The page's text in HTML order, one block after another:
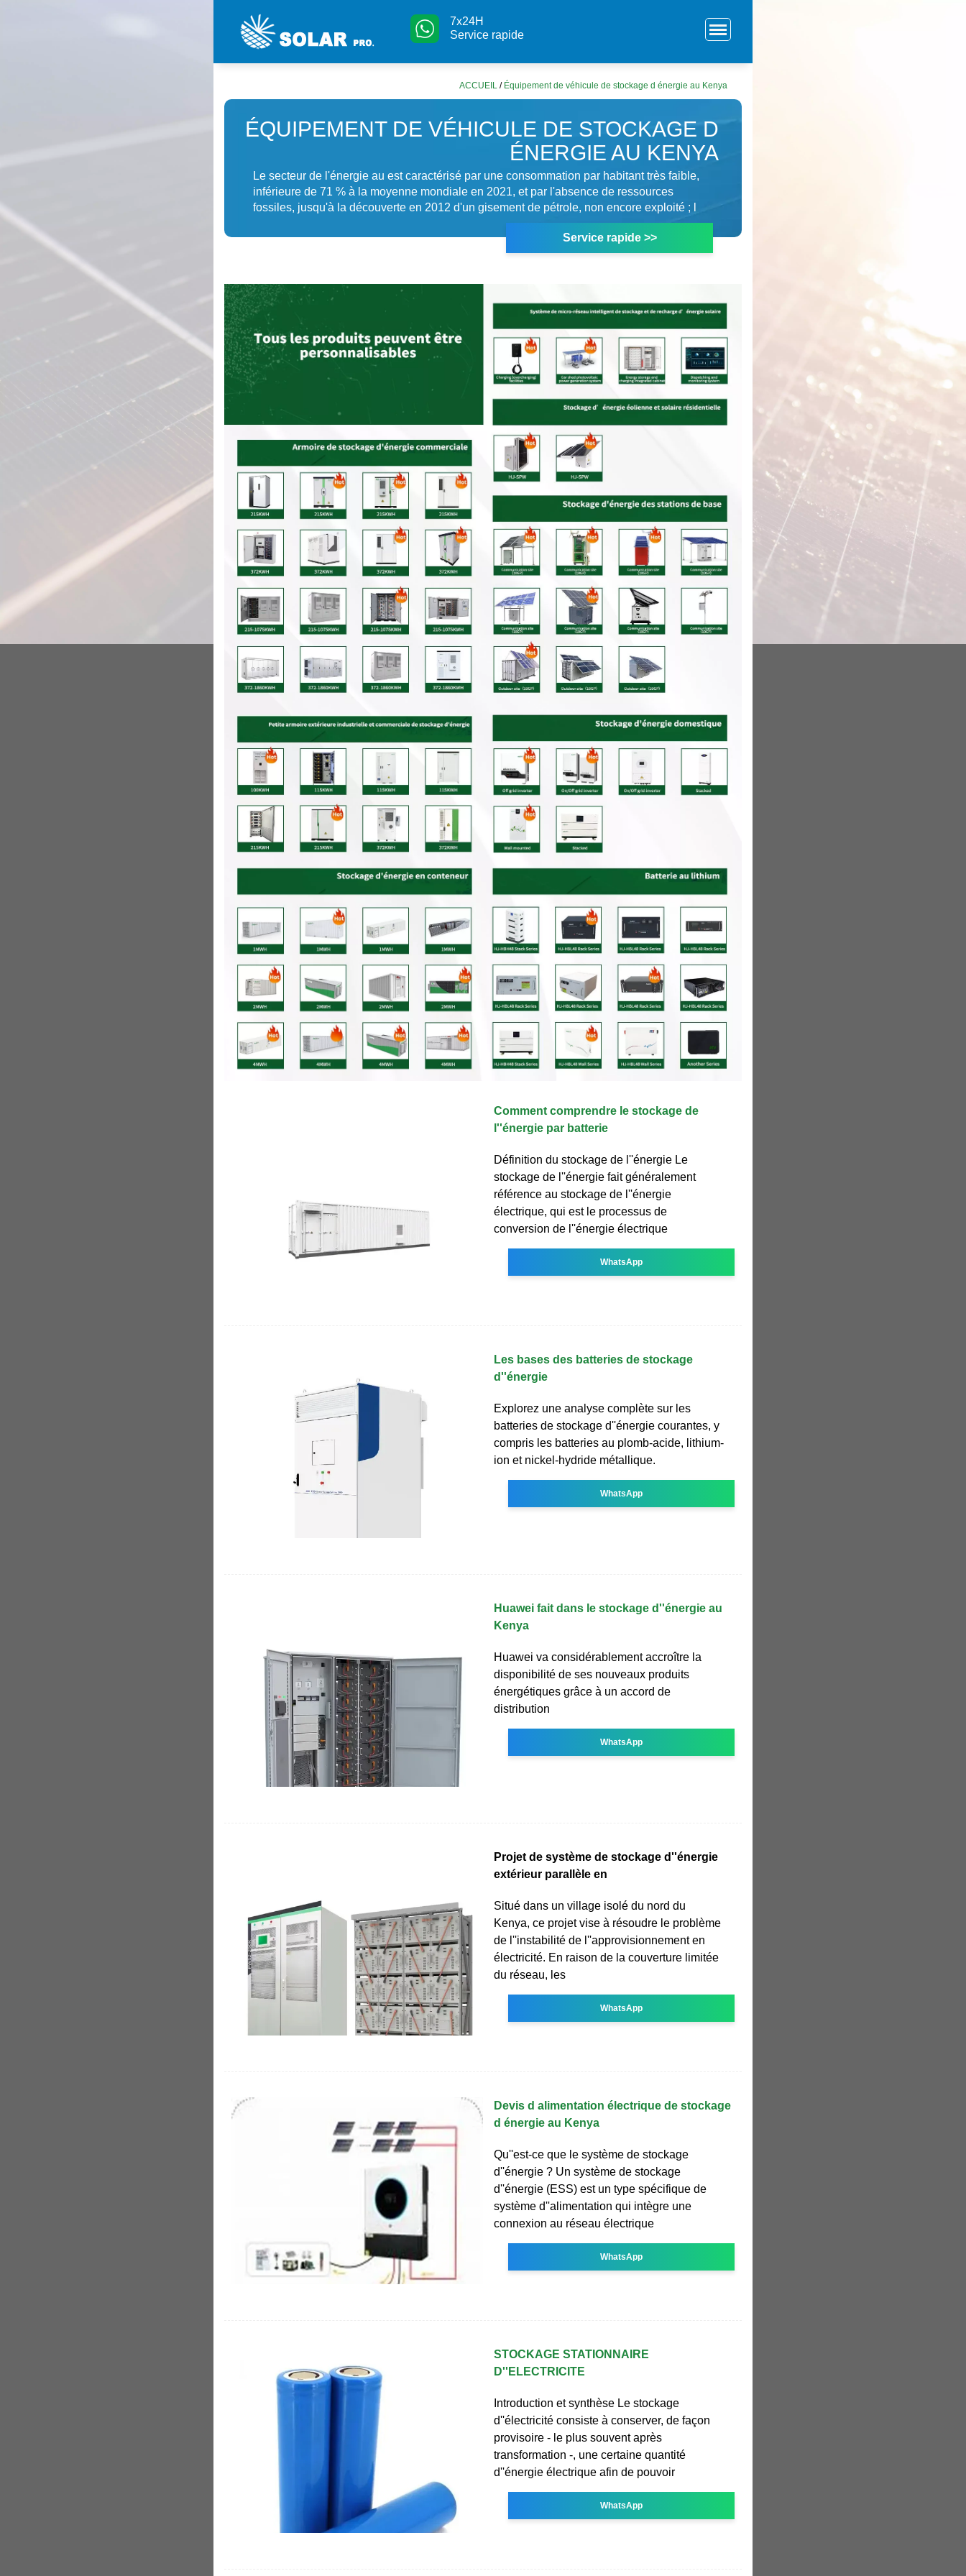
7x24H
Service rapide
ACCUEIL / Équipement de véhicule de stockage d énergie au Kenya
ÉQUIPEMENT DE VÉHICULE DE STOCKAGE D
ÉNERGIE AU KENYA
Le secteur de l'énergie au est caractérisé par une consommation par habitant très faible,
inférieure de 71 % à la moyenne mondiale en 2021, et par l'absence de ressources
fossiles, jusqu'à la découverte en 2012 d'un gisement de pétrole, non encore exploité ; l
Service rapide >>
Comment comprendre le stockage de
l''énergie par batterie
Définition du stockage de l''énergie Le
stockage de l''énergie fait généralement
référence au stockage de l''énergie
électrique, qui est le processus de
conversion de l''énergie électrique
WhatsApp
Les bases des batteries de stockage
d''énergie
Explorez une analyse complète sur les
batteries de stockage d''énergie courantes, y
compris les batteries au plomb-acide, lithium-
ion et nickel-hydride métallique.
WhatsApp
Huawei fait dans le stockage d''énergie au
Kenya
Huawei va considérablement accroître la
disponibilité de ses nouveaux produits
énergétiques grâce à un accord de
distribution
WhatsApp
Projet de système de stockage d''énergie
extérieur parallèle en
Situé dans un village isolé du nord du
Kenya, ce projet vise à résoudre le problème
de l''instabilité de l''approvisionnement en
électricité. En raison de la couverture limitée
du réseau, les
WhatsApp
Devis d alimentation électrique de stockage
d énergie au Kenya
Qu''est-ce que le système de stockage
d''énergie ? Un système de stockage
d''énergie (ESS) est un type spécifique de
système d''alimentation qui intègre une
connexion au réseau électrique
WhatsApp
STOCKAGE STATIONNAIRE
D''ELECTRICITE
Introduction et synthèse Le stockage
d''électricité consiste à conserver, de façon
provisoire - le plus souvent après
transformation -, une certaine quantité
d''énergie électrique afin de pouvoir
WhatsApp